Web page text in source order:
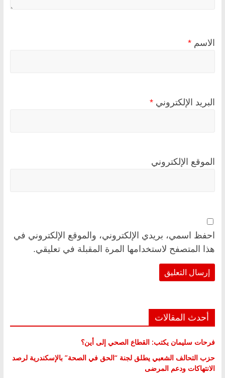
الاسم *
البريد الإلكتروني *
الموقع الإلكتروني
احفظ اسمي، بريدي الإلكتروني، والموقع الإلكتروني في
هذا المتصفح لاستخدامها المرة المقبلة في تعليقي.
أحدث المقالات
فرحات سليمان يكتب: القطاع الصحي إلى أين؟
حزب التحالف الشعبي يطلق لجنة “الحق في الصحة” بالإسكندرية لرصد
الانتهاكات ودعم المرضى